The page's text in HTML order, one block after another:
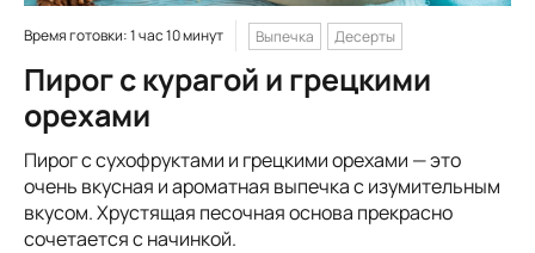
Время готовки: 1 час 10 минут Выпечка Десерты
Пирог с курагой и грецкими
орехами
Пирог с сухофруктами и грецкими орехами — это
очень вкусная и ароматная выпечка с изумительным
вкусом. Хрустящая песочная основа прекрасно
сочетается с начинкой.